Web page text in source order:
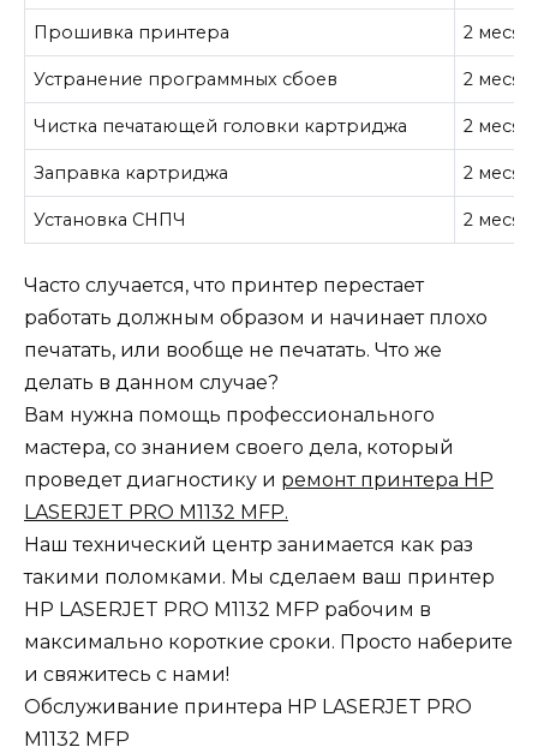
Прошивка принтера 2
Устранение программных сбоев 2
Чистка печатающей головки картриджа 2
Заправка картриджа 2
Установка СНПЧ 2
Часто случается, что принтер перестает
работать должным образом и начинает плохо
печатать, или вообще не печатать. Что же
делать в данном случае?
Вам нужна помощь профессионального
мастера, со знанием своего дела, который
проведет диагностику и ремонт принтера HP
LASERJET PRO M1132 MFP.
Наш технический центр занимается как раз
такими поломками. Мы сделаем ваш принтер
HP LASERJET PRO M1132 MFP рабочим в
максимально короткие сроки. Просто наберите
и свяжитесь с нами!
Обслуживание принтера HP LASERJET PRO
M1132 MFP